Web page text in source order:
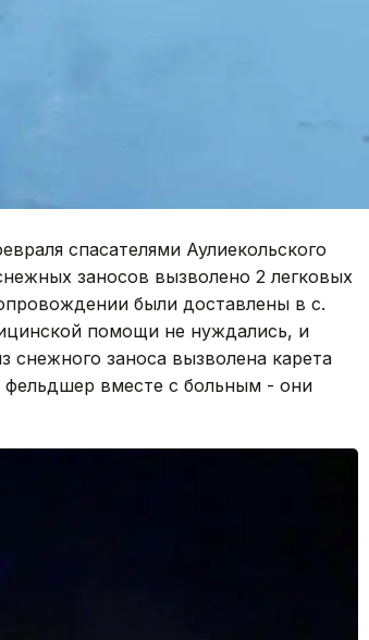
спасателями Аулиекольского
заносов вызволено 2 легковых
были доставлены в с.
помощи не нуждались, и
снежного заноса вызволена карета
вместе с больным - они